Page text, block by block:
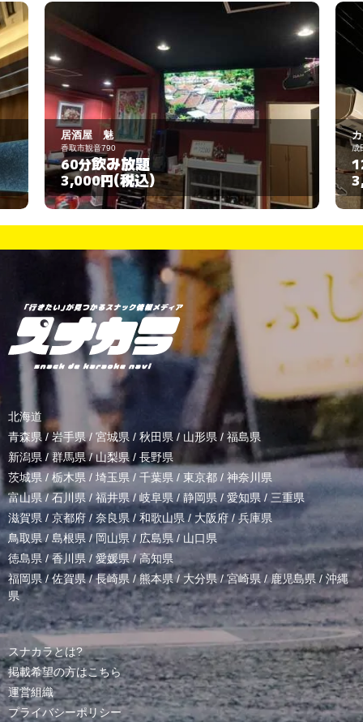
カラオケ酒場 じゅん婆
成田市花崎町814-4
120分飲み放題
3,000円(税込)
北海道
青森県 / 岩手県/ 宮城県 / 秋田県 / 山形県/ 福島県
新潟県 /群馬県/山梨県 / 長野県
茨城県 / 栃木県 / 埼玉県 / 千葉県 / 東京都 / 神奈川県
富山県 /石川県/福井県/岐阜県 / 静岡県 / 愛知県 / 三重県
滋賀県 / 京都府 / 奈良県 / 和歌山県/ 大阪府 /兵庫県
鳥取県/ 島根県 /岡山県/ 広島県 / 山口県
徳島県 /香川県 / 愛媛県/高知県
福岡県/佐賀県/長崎県 /熊本県/ 大分県/宮崎県 /鹿児島県 / 沖縄
県
スナカラとは?
掲載希望の方はこちら
運営組織
プライバシーポリシー